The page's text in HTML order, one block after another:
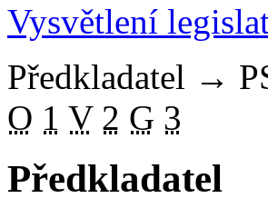
Vysvětlení
Předkladatel →
O 1 V 2 G 3
Předkladatel